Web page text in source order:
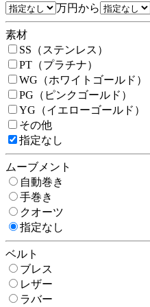
万円から
素材
SS（ステンレス）
PT（プラチナ）
WG（ホワイトゴールド）
PG（ピンクゴールド）
YG（イエローゴールド）
その他
指定なし
ムーブメント
自動巻き
手巻き
クオーツ
指定なし
ベルト
ブレス
レザー
ラバー